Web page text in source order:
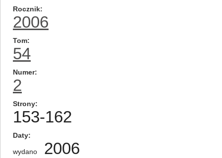
Rocznik
2006
Tom
54
Numer
2
Strony
153-162
Daty
wydano 2006